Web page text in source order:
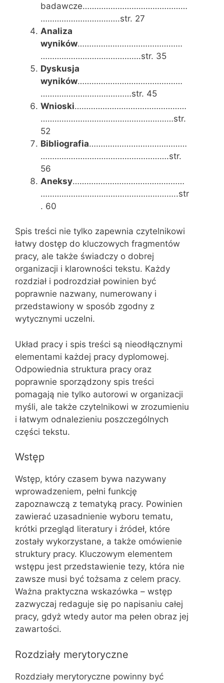
badawcze………………………………………
…………………………….str. 27
Analiza
wyników………………………………………
…………………………………….str. 35
Dyskusja
wyników………………………………………
…………………………………str. 45
Wnioski…………………………………………
…………………………………………………str.
52
Bibliografia……………………………………
……………………………………………….str.
56
Aneksy…………………………………………
…………………………………………………..str
. 60
Spis treści nie tylko zapewnia czytelnikowi
łatwy dostęp do kluczowych fragmentów
pracy, ale także świadczy o dobrej
organizacji i klarowności tekstu. Każdy
rozdział i podrozdział powinien być
poprawnie nazwany, numerowany i
przedstawiony w sposób zgodny z
wytycznymi uczelni.
Układ pracy i spis treści są nieodłącznymi
elementami każdej pracy dyplomowej.
Odpowiednia struktura pracy oraz
poprawnie sporządzony spis treści
pomagają nie tylko autorowi w organizacji
myśli, ale także czytelnikowi w zrozumieniu
i łatwym odnalezieniu poszczególnych
części tekstu.
Wstęp
Wstęp, który czasem bywa nazywany
wprowadzeniem, pełni funkcję
zapoznawczą z tematyką pracy. Powinien
zawierać uzasadnienie wyboru tematu,
krótki przegląd literatury i źródeł, które
zostały wykorzystane, a także omówienie
struktury pracy. Kluczowym elementem
wstępu jest przedstawienie tezy, która nie
zawsze musi być tożsama z celem pracy.
Ważna praktyczna wskazówka – wstęp
zazwyczaj redaguje się po napisaniu całej
pracy, gdyż wtedy autor ma pełen obraz jej
zawartości.
Rozdziały merytoryczne
Rozdziały merytoryczne powinny być